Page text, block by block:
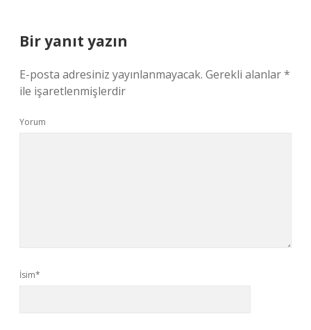
Bir yanıt yazın
E-posta adresiniz yayınlanmayacak. Gerekli alanlar*
ile işaretlenmişlerdir
Yorum
İsim*